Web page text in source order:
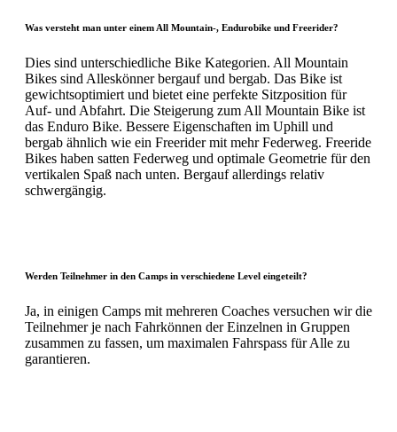
Was versteht man unter einem All Mountain-, Endurobike und Freerider?
Dies sind unterschiedliche Bike Kategorien. All Mountain
Bikes sind Alleskönner bergauf und bergab. Das Bike ist
gewichtsoptimiert und bietet eine perfekte Sitzposition für
Auf- und Abfahrt. Die Steigerung zum All Mountain Bike ist
das Enduro Bike. Bessere Eigenschaften im Uphill und
bergab ähnlich wie ein Freerider mit mehr Federweg. Freeride
Bikes haben satten Federweg und optimale Geometrie für den
vertikalen Spaß nach unten. Bergauf allerdings relativ
schwergängig.
Werden Teilnehmer in den Camps in verschiedene Level eingeteilt?
Ja, in einigen Camps mit mehreren Coaches versuchen wir die
Teilnehmer je nach Fahrkönnen der Einzelnen in Gruppen
zusammen zu fassen, um maximalen Fahrspass für Alle zu
garantieren.